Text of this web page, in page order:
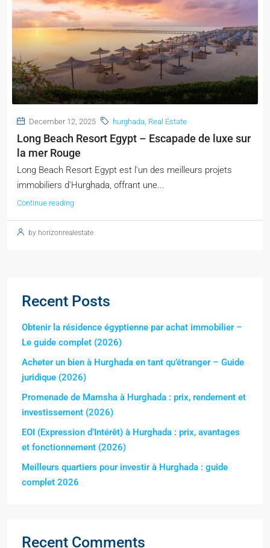
December 12, 2025 hurghada, Real Estate
Long Beach Resort Egypt – Escapade de luxe sur
la mer Rouge
Long Beach Resort Egypt est l'un des meilleurs projets
immobiliers d'Hurghada, offrant une...
Continue reading
by horizonrealestate
Recent Posts
Obtenir la résidence égyptienne par achat immobilier –
Le guide complet (2026)
Acheter un bien à Hurghada en tant qu’étranger – Guide
juridique (2026)
Promenade de Mamsha à Hurghada : prix, rendement et
investissement (2026)
EOI (Expression d’Intérêt) à Hurghada : prix, avantages
et fonctionnement (2026)
Meilleurs quartiers pour investir à Hurghada : guide
complet 2026
Recent Comments